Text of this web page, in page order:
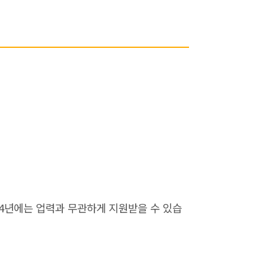
에는 업력과 무관하게 지원받을 수 있습